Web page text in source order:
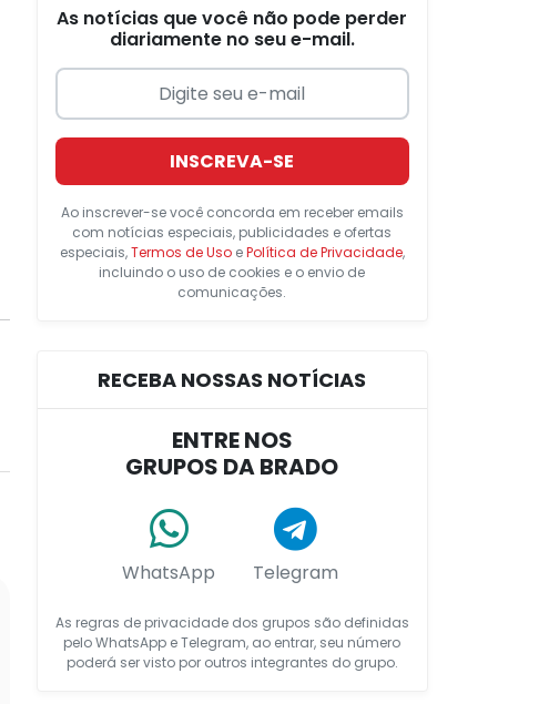
As notícias que você não pode perder
diariamente no seu e-mail.
INSCREVA-SE
Ao inscrever-se você concorda em receber emails
com notícias especiais, publicidades e ofertas
especiais,Termos de UsoePolítica de Privacidade,
incluindo o uso de cookies e o envio de
comunicações.
RECEBA NOSSAS NOTÍCIAS
ENTRE NOS
GRUPOS DA BRADO
WhatsApp Telegram
As regras de privacidade dos grupos são definidas
pelo WhatsApp e Telegram, ao entrar, seu número
poderá ser visto por outros integrantes do grupo.